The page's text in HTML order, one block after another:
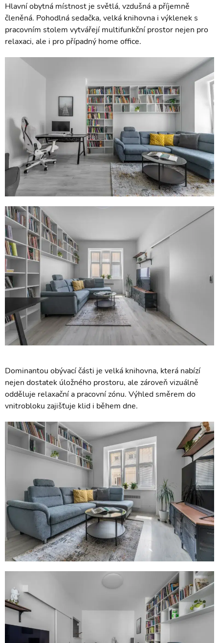
Hlavní obytná místnost je světlá, vzdušná a příjemně
členěná. Pohodlná sedačka, velká knihovna i výklenek s
pracovním stolem vytvářejí multifunkční prostor nejen pro
relaxaci, ale i pro případný home office.
Dominantou obývací části je velká knihovna, která nabízí
nejen dostatek úložného prostoru, ale zároveň vizuálně
odděluje relaxační a pracovní zónu. Výhled směrem do
vnitrobloku zajišťuje klid i během dne.